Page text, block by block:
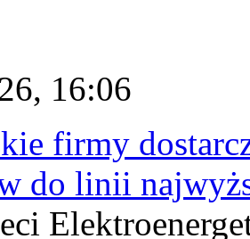
16:06
firmy
do linii